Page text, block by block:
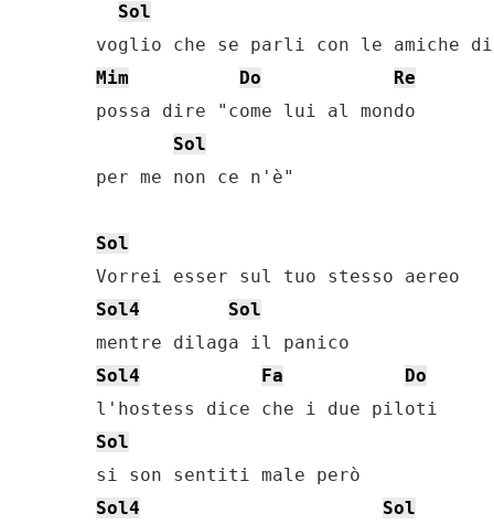
Sol
Mim Do
Re
possa dire "come lui al mondo
Sol
per me non ce n'è"
Sol
Sol4
Sol
Sol4
Fa
Do
Sol
Sol4
Sol